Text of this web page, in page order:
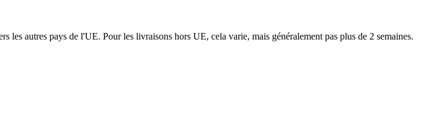
autres pays de l'UE. Pour les livraisons hors UE, cela varie, mais généralement pas plus de 2 semaines.